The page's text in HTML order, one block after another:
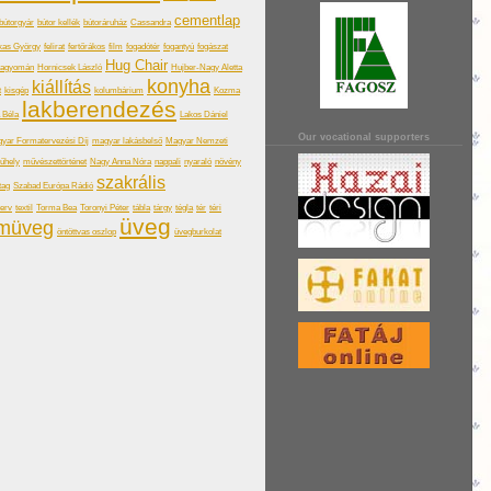
Our vocational supporters
bútorgyár bútor kellék bútoráruház Cassandra cementlap
György felirat fertőrákos film fogadótér fogantyú fogászat
Hornicsek László Hug Chair Hujber-Nagy Aletta
kisgép kiállítás kolumbárium konyha Kozma
Béla lakberendezés Lakos Dániel
Formatervezési Díj magyar lakásbelső Magyar Nemzeti
művészettörténet Nagy Anna Nóra nappali nyaraló növény
Szabad Európa Rádió szakrális
textil Torma Bea Toronyi Péter tábla tárgy tégla tér téri
öntöttvas oszlop üveg üvegburkolat